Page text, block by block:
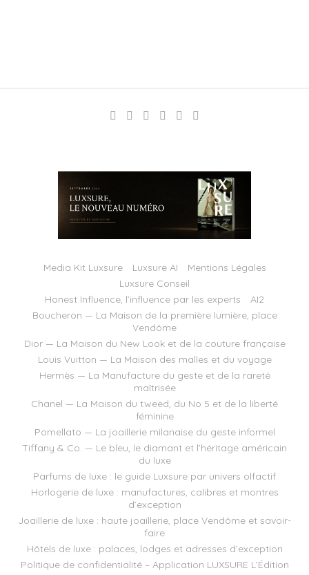
Media Kit Luxsure Luxsure AI
Mentions Légales
Luxsure Conseil
Honest Influence, l’influence par les experts
AI2
Boucheron — La Maison de la première lumière, place
Vendôme
Dior — La Maison du New Look et de la couture française
Louis Vuitton — La Maison des malles et du voyage
Hermès — La Manufacture du geste et de la rareté
maîtrisée
Chanel — La Maison du tweed, du No 5 et de la liberté
féminine
Pomellato — La joaillerie milanaise du geste informel
Tiffany & Co. — Le bleu, le diamant et l’héritage américain
du luxe
Parfums de luxe : le guide Luxsure par univers olfactif
Horlogerie de luxe : manufactures, calibres et montres
d’exception
Joaillerie de luxe : haute joaillerie, place Vendôme et savoir-
faire
Hôtels de luxe : palaces, lodges et adresses d’exception
Politique de confidentialité – Application LUXSURE L’Édition